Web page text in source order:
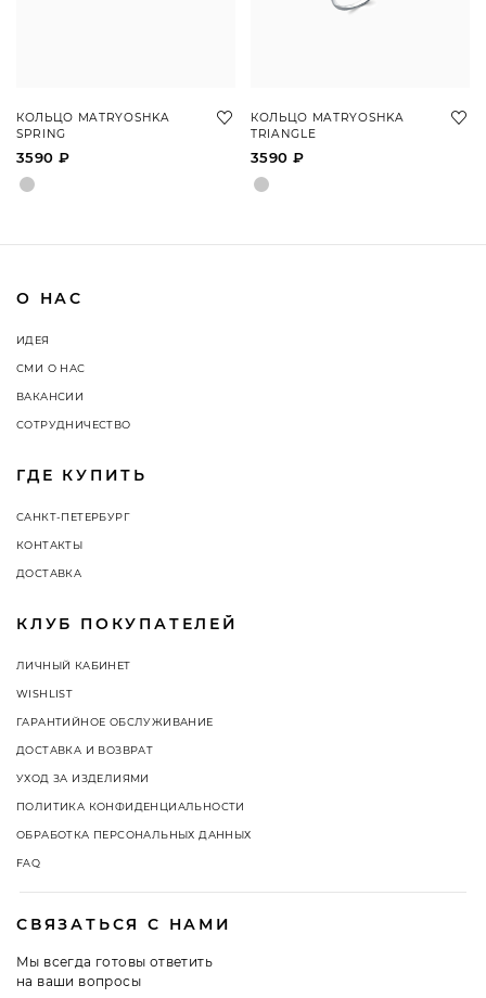
КОЛЬЦО MATRYOSHKA
SPRING
3590 ₽
КОЛЬЦО MATRYOSHKA
TRIANGLE
3590 ₽
О НАС
ИДЕЯ
СМИ О НАС
ВАКАНСИИ
СОТРУДНИЧЕСТВО
ГДЕ КУПИТЬ
САНКТ-ПЕТЕРБУРГ
КОНТАКТЫ
ДОСТАВКА
КЛУБ ПОКУПАТЕЛЕЙ
ЛИЧНЫЙ КАБИНЕТ
WISHLIST
ГАРАНТИЙНОЕ ОБСЛУЖИВАНИЕ
ДОСТАВКА И ВОЗВРАТ
УХОД ЗА ИЗДЕЛИЯМИ
ПОЛИТИКА КОНФИДЕНЦИАЛЬНОСТИ
ОБРАБОТКА ПЕРСОНАЛЬНЫХ ДАННЫХ
FAQ
СВЯЗАТЬСЯ С НАМИ
Мы всегда готовы ответить
на ваши вопросы